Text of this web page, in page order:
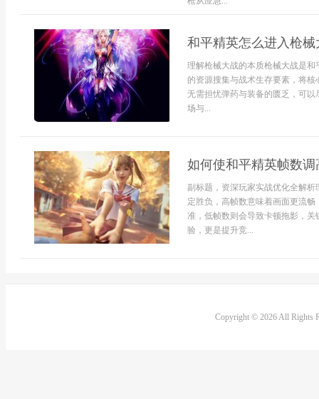
和平精英怎么进入枪
理解枪械大战的本质枪械大战是
的资源搜集与战术生存要素，将
无需担忧弹药与装备的匮乏，可
场与...
如何使和平精英帧数
副标题，资深玩家实战优化全解
定胜负，高帧数意味着画面更流
准，低帧数则会导致卡顿拖影，
验，更是提升竞...
Copyright © 2026 All Rights